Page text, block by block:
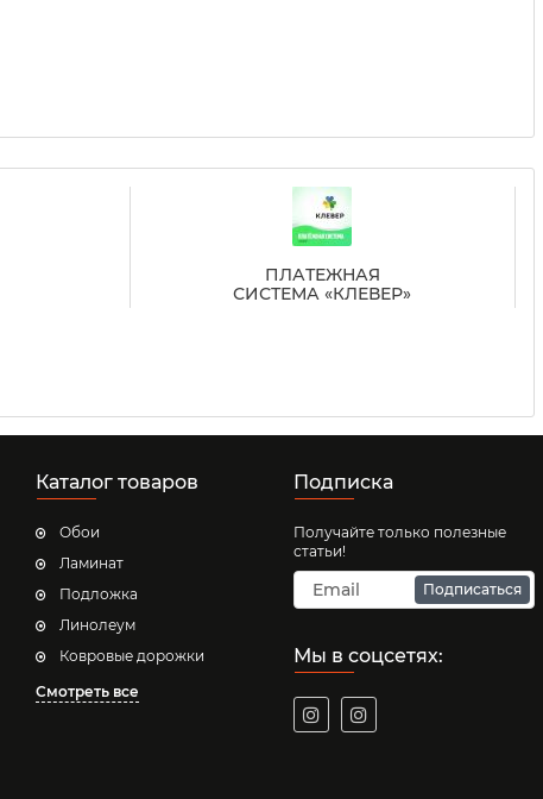
ПЛАТЕЖНАЯ
СИСТЕМА «КЛЕВЕР»
Каталог товаров
Обои
Ламинат
Подложка
Линолеум
Ковровые дорожки
Смотреть все
Подписка
Получайте только полезные
статьи!
Подписаться
Мы в соцсетях: